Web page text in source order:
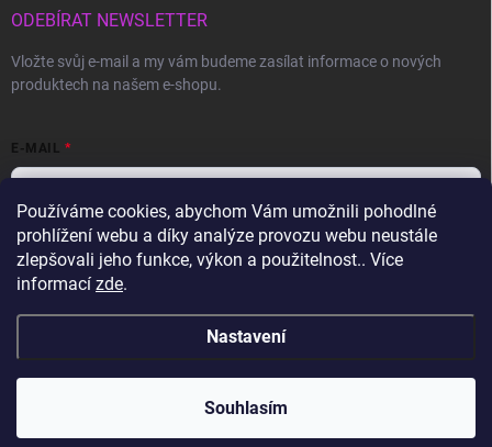
Používáme cookies, abychom Vám umožnili pohodlné
prohlížení webu a díky analýze provozu webu neustále
zlepšovali jeho funkce, výkon a použitelnost.. Více
informací zde.
Nastavení
Souhlasím
ODEBÍRAT NEWSLETTER
Vložte svůj e-mail a my vám budeme zasílat informace o nových
produktech na našem e-shopu.
E-MAIL
Vložením e-mailu souhlasíte spodmínkami ochrany osobních údajů
Přihlásit se
Gravon.cz . Všechna práva vyhrazena.